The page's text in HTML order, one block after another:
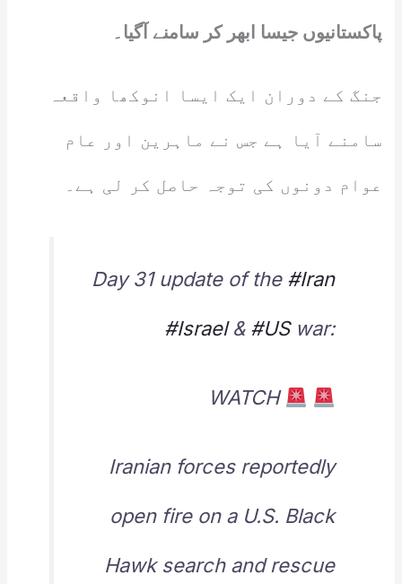
پاکستانیوں جیسا ابھر کر سامنے آگیا۔
جنگ کے دوران ایک ایسا انوکھا واقعہ
سامنے آیا ہے جس نے ماہرین اور عام
عوام دونوں کی توجہ حاصل کر لی ہے۔
Day 31 update of the #Iran
#Israel& #USwar:
WATCH
Iranian forces reportedly
open fire on a U.S. Black
Hawk search and rescue